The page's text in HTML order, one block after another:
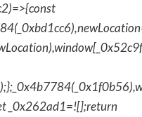
_0x262ad1=![];return